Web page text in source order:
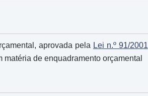
aprovada pela Lei n.º 91/2001
de enquadramento orçamental